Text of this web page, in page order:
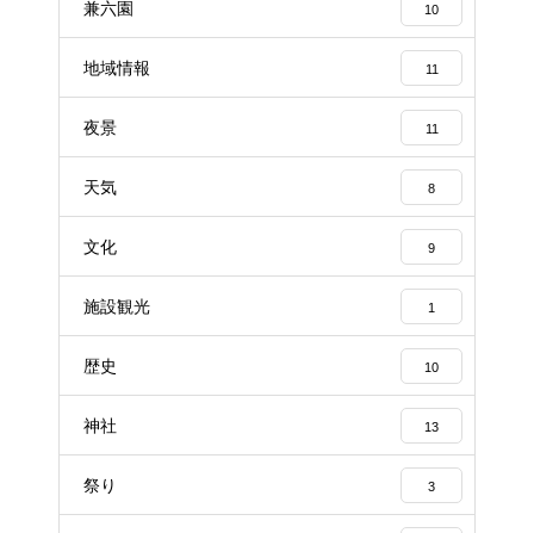
兼六園 10
地域情報 11
夜景 11
天気 8
文化 9
施設観光 1
歴史 10
神社 13
祭り 3